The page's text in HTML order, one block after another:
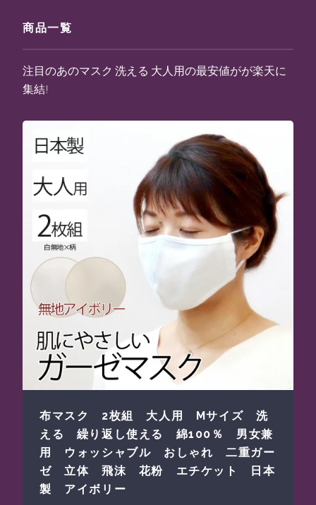
商品一覧
注目のあのマスク 洗える 大人用の最安値がが楽天に
集結!
布マスク 2枚組 大人用 Mサイズ 洗
える 繰り返し使える 綿100％ 男女兼
用 ウォッシャブル おしゃれ 二重ガー
ゼ 立体 飛沫 花粉 エチケット 日本
製 アイボリー